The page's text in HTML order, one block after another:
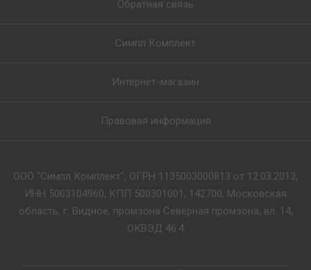
Обратная связь
Симпл Комплект
Интернет-магазин
Правовая информация
ООО "Симпл Комплект", ОГРН 1135003000813 от 12.03.2013,
ИНН 5003104960, КПП 500301001, 142700, Московская
область, г. Видное, промзона Северная промзона, вл. 14,
ОКВЭД 46.4